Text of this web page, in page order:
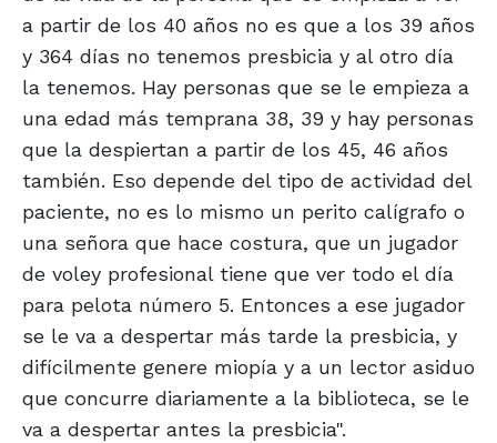
a partir de los 40 años no es que a los 39 años
y 364 días no tenemos presbicia y al otro día
la tenemos. Hay personas que se le empieza a
una edad más temprana 38, 39 y hay personas
que la despiertan a partir de los 45, 46 años
también. Eso depende del tipo de actividad del
paciente, no es lo mismo un perito calígrafo o
una señora que hace costura, que un jugador
de voley profesional tiene que ver todo el día
para pelota número 5. Entonces a ese jugador
se le va a despertar más tarde la presbicia, y
difícilmente genere miopía y a un lector asiduo
que concurre diariamente a la biblioteca, se le
va a despertar antes la presbicia".